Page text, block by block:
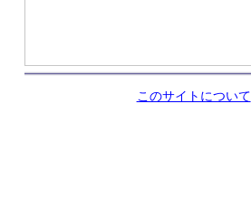
このサイトについて